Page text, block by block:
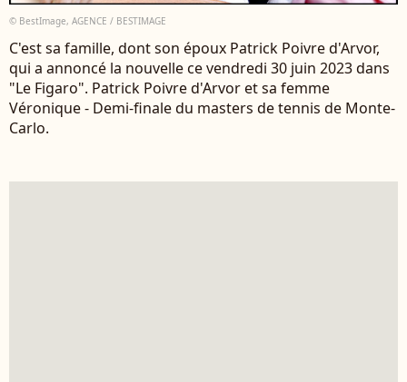
© BestImage, AGENCE / BESTIMAGE
C'est sa famille, dont son époux Patrick Poivre d'Arvor,
qui a annoncé la nouvelle ce vendredi 30 juin 2023 dans
"Le Figaro". Patrick Poivre d'Arvor et sa femme
Véronique - Demi-finale du masters de tennis de Monte-
Carlo.